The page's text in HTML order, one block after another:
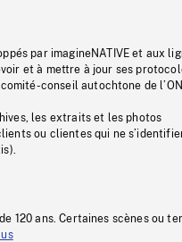
par imagineNATIVE et aux
et à mettre à jour ses
conseil autochtone de
les extraits et les photos
ou clientes qui ne
120 ans. Certaines scènes ou